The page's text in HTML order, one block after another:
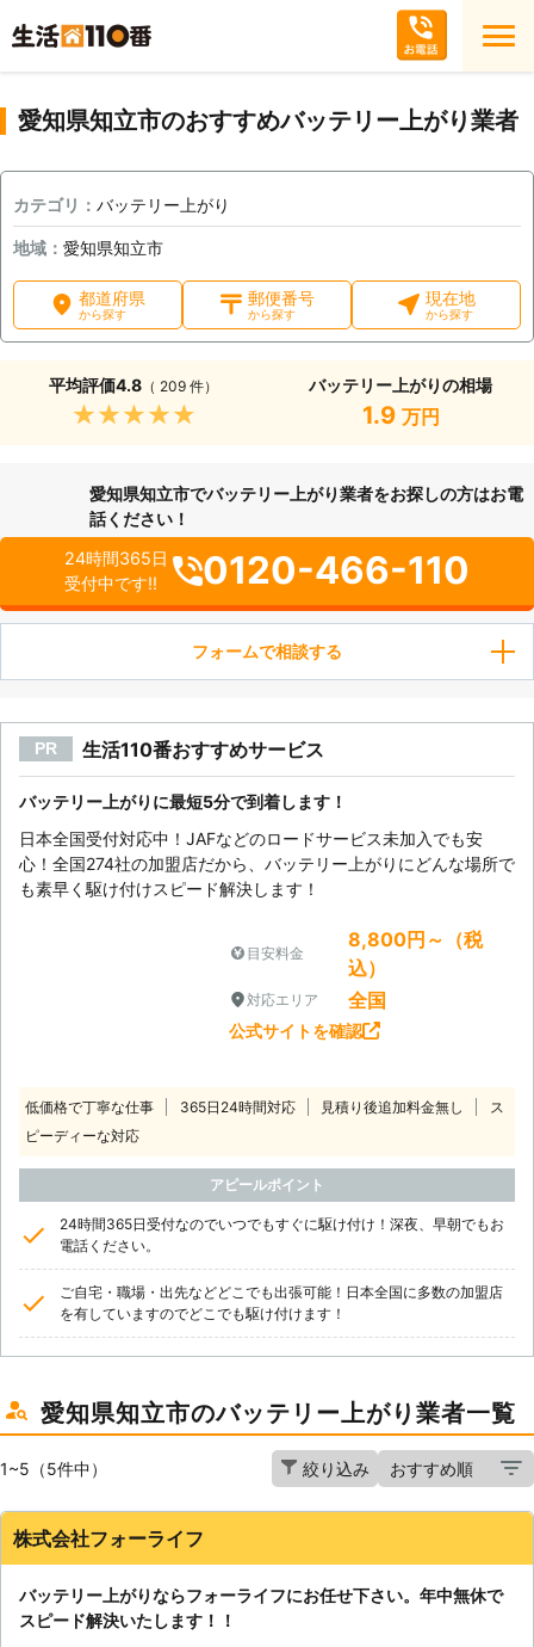
愛知県知立市のおすすめバッテリー上がり業者
カテゴリ： バッテリー上がり
地域： 愛知県知立市
都道府県
から探す
郵便番号
から探す
現在地
から探す
平均評価4.8 （ 209 件）
★★★★★
バッテリー上がりの相場
1.9 万円
愛知県知立市でバッテリー上がり業者をお探しの方はお電
話ください！
24時間365日
受付中です!!
0120-466-110
フォームで相談する
PR 生活110番おすすめサービス
バッテリー上がりに最短5分で到着します！
日本全国受付対応中！JAFなどのロードサービス未加入でも安
心！全国274社の加盟店だから、バッテリー上がりにどんな場所で
も素早く駆け付けスピード解決します！
目安料金
8,800円～（税
込）
対応エリア 全国
公式サイトを確認
低価格で丁寧な仕事 365日24時間対応 見積り後追加料金無し
ス
ピーディーな対応
アピールポイント
24時間365日受付なのでいつでもすぐに駆け付け！深夜、早朝でもお
電話ください。
ご自宅・職場・出先などどこでも出張可能！日本全国に多数の加盟店
を有していますのでどこでも駆け付けます！
愛知県知立市のバッテリー上がり業者一覧
1~5（5件中） 絞り込み
株式会社フォーライフ
バッテリー上がりならフォーライフにお任せ下さい。年中無休で
スピード解決いたします！！